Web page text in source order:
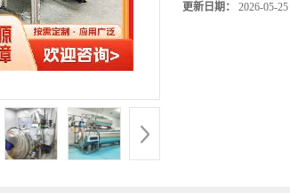
更新日期： 2026-05-25